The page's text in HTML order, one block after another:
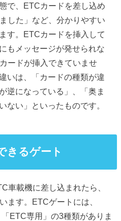
で、ETCカードを差し込め
した」など、分かりやすい
す。ETCカードを挿入して
もメッセージが発せられな
ードが挿入できていませ
いは、「カードの種類が違
逆になっている」、「奥ま
ない」といったものです。
きるゲート
車載機に差し込まれたら、
ます。ETCゲートには、
ETC専用」の3種類がありま